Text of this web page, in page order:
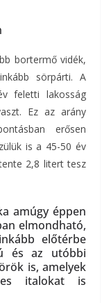
bortermő vidék,
sörpárti. A
feletti lakosság
Ez az arány
erősen
is a 45-50 év
2,8 litert tesz
amúgy éppen
elmondható,
előtérbe
és az utóbbi
is, amelyek
italokat is